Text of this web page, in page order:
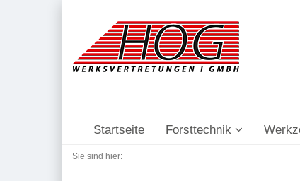
Startseite Forsttechnik
Sie sind hier: